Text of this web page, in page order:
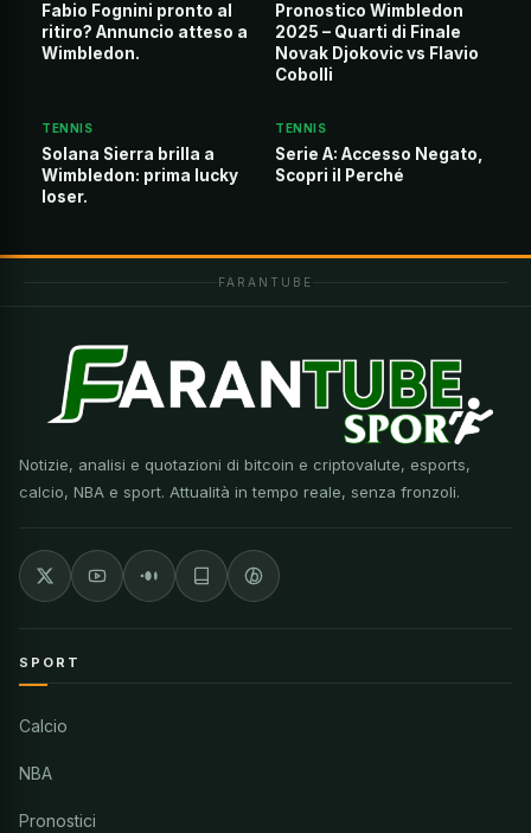
Fabio Fognini pronto al
ritiro? Annuncio atteso a
Wimbledon.
Pronostico Wimbledon
2025 – Quarti di Finale
Novak Djokovic vs Flavio
Cobolli
TENNIS
Solana Sierra brilla a
Wimbledon: prima lucky
loser.
TENNIS
Serie A: Accesso Negato,
Scopri il Perché
FARANTUBE
Notizie, analisi e quotazioni di bitcoin e criptovalute, esports,
calcio, NBA e sport. Attualità in tempo reale, senza fronzoli.
SPORT
Calcio
NBA
Pronostici